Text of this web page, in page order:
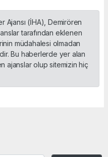
Ajansı (İHA), Demirören
tarafından eklenen
müdahalesi olmadan
Bu haberlerde yer alan
ajanslar olup sitemizin hiç